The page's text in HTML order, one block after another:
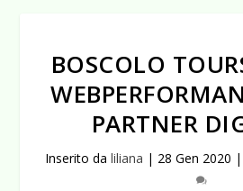
BOSCOLO
PARTNER
Inserito da liliana | 28 Gen 2020 |